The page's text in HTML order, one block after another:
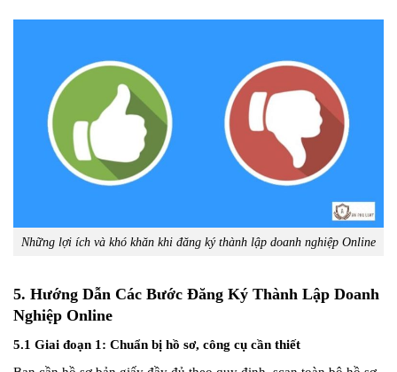
Những lợi ích và khó khăn khi đăng ký thành lập doanh nghiệp Online
5. Hướng Dẫn Các Bước Đăng Ký Thành Lập Doanh
Nghiệp Online
5.1 Giai đoạn 1: Chuẩn bị hồ sơ, công cụ cần thiết